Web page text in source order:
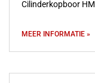
Cilinderkopboor HM
MEER INFORMATIE »